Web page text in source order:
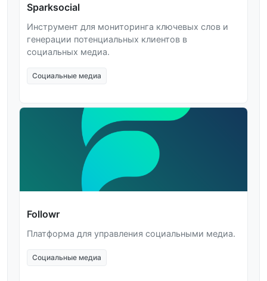
Sparksocial
Инструмент для мониторинга ключевых слов и
генерации потенциальных клиентов в
социальных медиа.
Социальные медиа
Followr
Платформа для управления социальными медиа.
Социальные медиа